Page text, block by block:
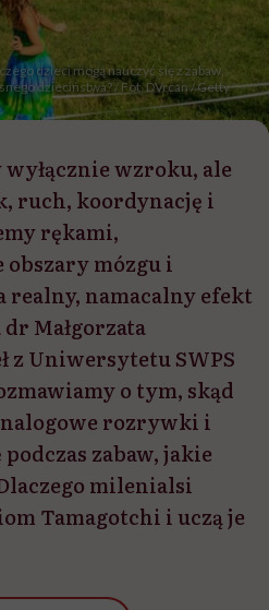
dzieci mogą nauczyć się z zabaw,
dzieciństwa? / Fot. DVrcan / Getty
wyłącznie wzroku, ale
ruch, koordynację i
rękami,
mózgu i
realny, namacalny efekt
Małgorzata
z Uniwersytetu SWPS
o tym, skąd
rozrywki i
zabaw, jakie
milenialsi
Tamagotchi i uczą je